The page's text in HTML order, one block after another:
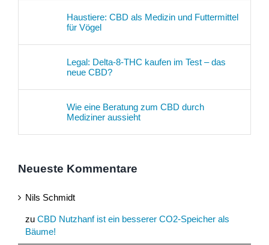
Haustiere: CBD als Medizin und Futtermittel
für Vögel
Legal: Delta-8-THC kaufen im Test – das
neue CBD?
Wie eine Beratung zum CBD durch
Mediziner aussieht
Neueste Kommentare
Nils Schmidt
zu CBD Nutzhanf ist ein besserer CO2-Speicher als
Bäume!